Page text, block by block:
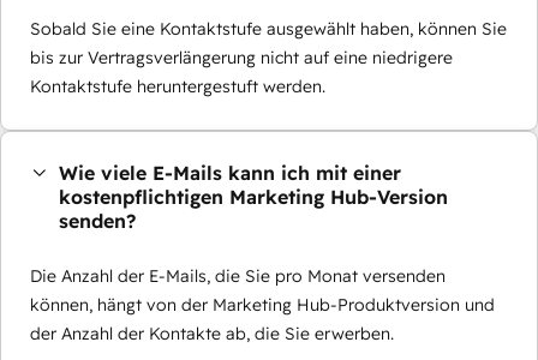
Sobald Sie eine Kontaktstufe ausgewählt haben, können Sie
bis zur Vertragsverlängerung nicht auf eine niedrigere
Kontaktstufe heruntergestuft werden.
Wie viele E-Mails kann ich mit einer
kostenpflichtigen Marketing Hub-Version
senden?
Die Anzahl der E-Mails, die Sie pro Monat versenden
können, hängt von der Marketing Hub-Produktversion und
der Anzahl der Kontakte ab, die Sie erwerben.